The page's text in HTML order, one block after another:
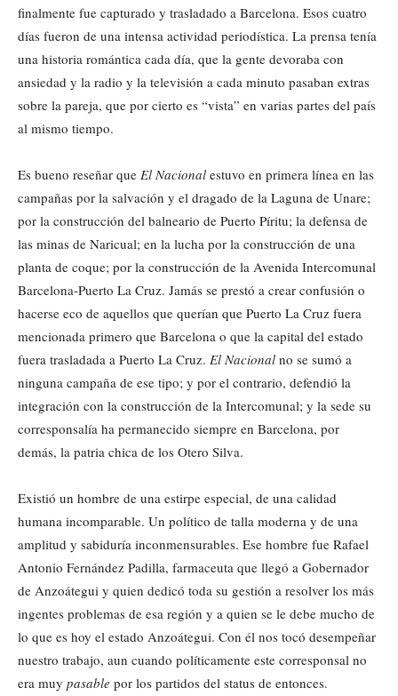
finalmente fue capturado y trasladado a Barcelona. Esos cuatro
días fueron de una intensa actividad periodística. La prensa tenía
una historia romántica cada día, que la gente devoraba con
ansiedad y la radio y la televisión a cada minuto pasaban extras
sobre la pareja, que por cierto es “vista” en varias partes del país
al mismo tiempo.
Es bueno reseñar que El Nacional estuvo en primera línea en las
campañas por la salvación y el dragado de la Laguna de Unare;
por la construcción del balneario de Puerto Píritu; la defensa de
las minas de Naricual; en la lucha por la construcción de una
planta de coque; por la construcción de la Avenida Intercomunal
Barcelona-Puerto La Cruz. Jamás se prestó a crear confusión o
hacerse eco de aquellos que querían que Puerto La Cruz fuera
mencionada primero que Barcelona o que la capital del estado
fuera trasladada a Puerto La Cruz. El Nacional no se sumó a
ninguna campaña de ese tipo; y por el contrario, defendió la
integración con la construcción de la Intercomunal; y la sede su
corresponsalía ha permanecido siempre en Barcelona, por
demás, la patria chica de los Otero Silva.
Existió un hombre de una estirpe especial, de una calidad
humana incomparable. Un político de talla moderna y de una
amplitud y sabiduría inconmensurables. Ese hombre fue Rafael
Antonio Fernández Padilla, farmaceuta que llegó a Gobernador
de Anzoátegui y quien dedicó toda su gestión a resolver los más
ingentes problemas de esa región y a quien se le debe mucho de
lo que es hoy el estado Anzoátegui. Con él nos tocó desempeñar
nuestro trabajo, aun cuando políticamente este corresponsal no
era muy pasable por los partidos del status de entonces.